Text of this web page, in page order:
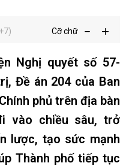
Cỡ chữ
Nghị quyết số 57-
Đề án 204 của Ban
phủ trên địa bàn
vào chiều sâu, trở
lược, tạo sức mạnh
Thành phố tiếp tục